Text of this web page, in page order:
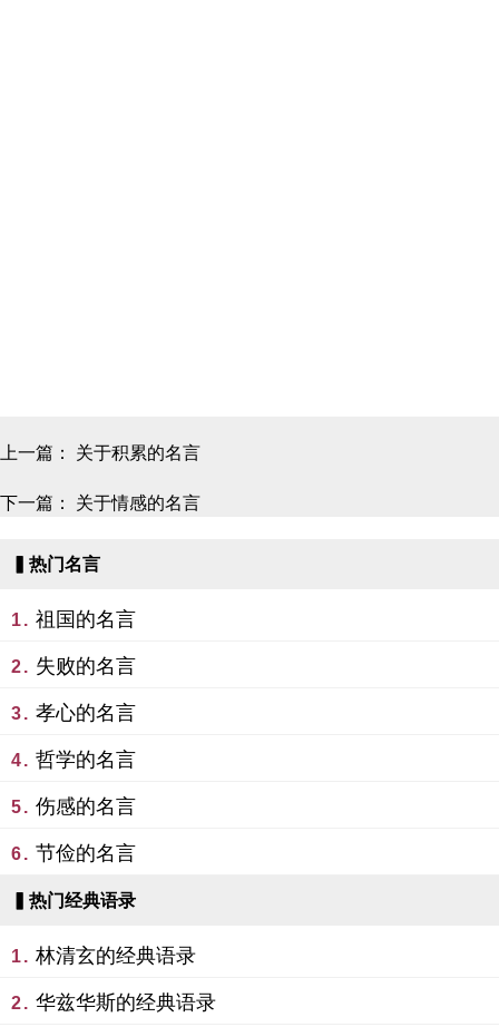
上一篇： 关于积累的名言
下一篇： 关于情感的名言
▍热门名言
1. 祖国的名言
2. 失败的名言
3. 孝心的名言
4. 哲学的名言
5. 伤感的名言
6. 节俭的名言
▍热门经典语录
1. 林清玄的经典语录
2. 华兹华斯的经典语录